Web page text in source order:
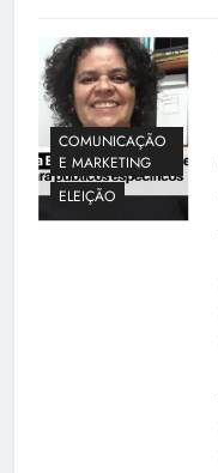
COMUNICAÇÃO
E MARKETING
ELEIÇÃO